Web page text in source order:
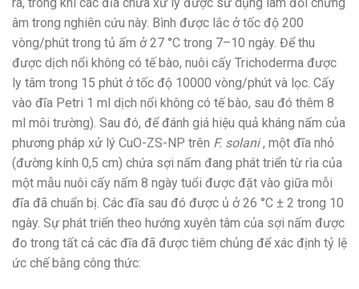
ra, trong khi các đĩa chưa xử lý được sử dụng làm đối chứng
âm trong nghiên cứu này. Bình được lắc ở tốc độ 200
vòng/phút trong tủ ấm ở 27 °C trong 7–10 ngày. Để thu
được dịch nổi không có tế bào, nuôi cấy Trichoderma được
ly tâm trong 15 phút ở tốc độ 10000 vòng/phút và lọc. Cấy
vào đĩa Petri 1 ml dịch nổi không có tế bào, sau đó thêm 8
ml môi trường). Sau đó, để đánh giá hiệu quả kháng nấm của
phương pháp xử lý CuO-ZS-NP trên F. solani, một đĩa nhỏ
(đường kính 0,5 cm) chứa sợi nấm đang phát triển từ rìa của
một mẫu nuôi cấy nấm 8 ngày tuổi được đặt vào giữa mỗi
đĩa đã chuẩn bị. Các đĩa sau đó được ủ ở 26 °C ± 2 trong 10
ngày. Sự phát triển theo hướng xuyên tâm của sợi nấm được
đo trong tất cả các đĩa đã được tiêm chủng để xác định tỷ lệ
ức chế bằng công thức: